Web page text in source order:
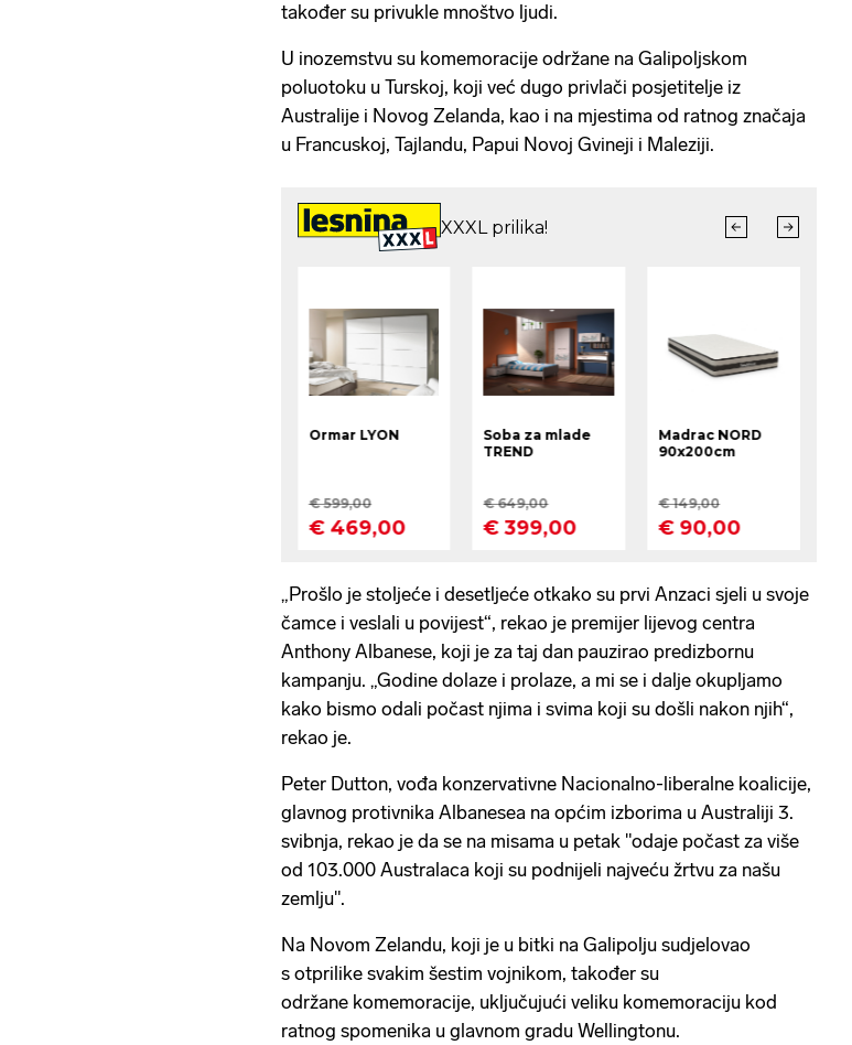
također su privukle mnoštvo ljudi.
U inozemstvu su komemoracije održane na Galipoljskom
poluotoku u Turskoj, koji već dugo privlači posjetitelje iz
Australije i Novog Zelanda, kao i na mjestima od ratnog značaja
u Francuskoj, Tajlandu, Papui Novoj Gvineji i Maleziji.
„Prošlo je stoljeće i desetljeće otkako su prvi Anzaci sjeli u svoje
čamce i veslali u povijest“, rekao je premijer lijevog centra
Anthony Albanese, koji je za taj dan pauzirao predizbornu
kampanju. „Godine dolaze i prolaze, a mi se i dalje okupljamo
kako bismo odali počast njima i svima koji su došli nakon njih“,
rekao je.
Peter Dutton, vođa konzervativne Nacionalno-liberalne koalicije,
glavnog protivnika Albanesea na općim izborima u Australiji 3.
svibnja, rekao je da se na misama u petak "odaje počast za više
od 103.000 Australaca koji su podnijeli najveću žrtvu za našu
zemlju".
Na Novom Zelandu, koji je u bitki na Galipolju sudjelovao
s otprilike svakim šestim vojnikom, također su
održane komemoracije, uključujući veliku komemoraciju kod
ratnog spomenika u glavnom gradu Wellingtonu.